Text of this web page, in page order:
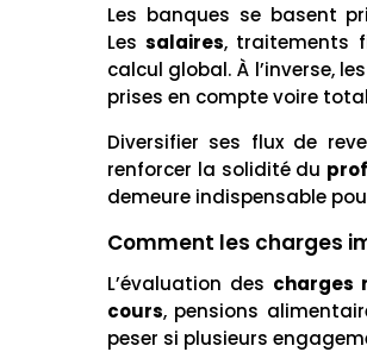
Les banques se basent
Les salaires, traitements
calcul global. À l’inverse,
prises en compte voire
Diversifier ses flux de
renforcer la solidité du
demeure indispensable
Comment les charges
L’évaluation des charges
cours, pensions
peser si plusieurs